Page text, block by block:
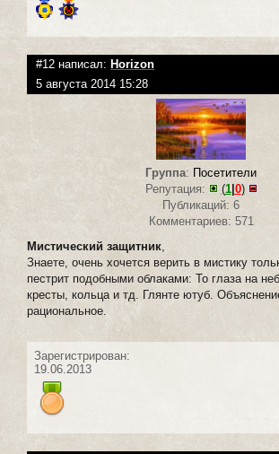
#12 написал: Horizon
5 августа 2014 15:28
Группа: Посетители
Репутация:
(1| 0)
Публикаций: 6
Комментариев: 571
Мистический защитник,
Знаете, очень хочется верить в мистику
пестрит подобными облаками: То глаза на
кресты, кольца и тд. Глянте ютуб.
рациональное.
Зарегистрирован:
19.06.2013